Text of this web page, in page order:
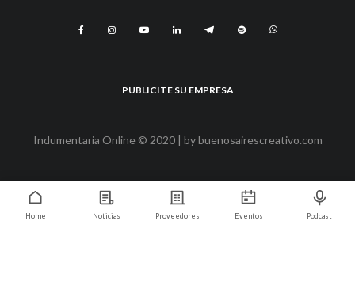
PUBLICITE SU EMPRESA
Indumentaria Online © 2020 | bybuenosairescreativo.com
Home Noticias Proveedores Eventos Podcast